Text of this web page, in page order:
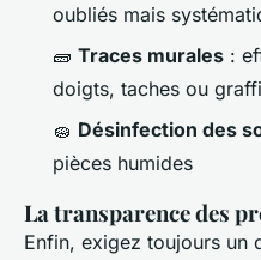
oubliés mais
🧱 Traces murales :
doigts, taches ou
🧽 Désinfection des
pièces humides
La transparence des
Enfin, exigez toujours un